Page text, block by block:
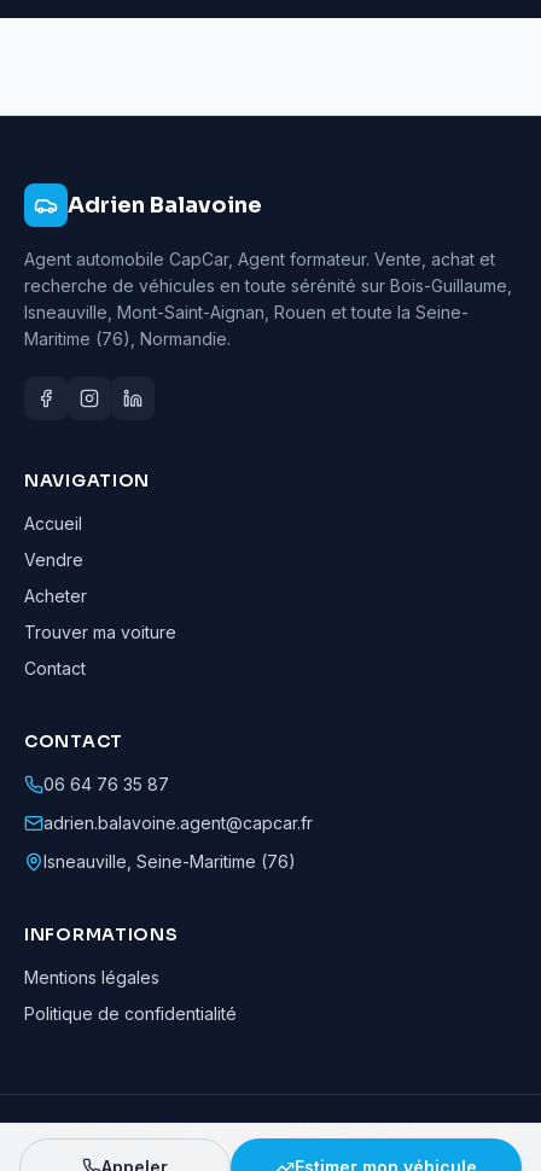
Adrien Balavoine
Agent automobile CapCar, Agent formateur. Vente, achat et
recherche de véhicules en toute sérénité sur Bois-Guillaume,
Isneauville, Mont-Saint-Aignan, Rouen et toute la Seine-
Maritime (76), Normandie.
NAVIGATION
Accueil
Vendre
Acheter
Trouver ma voiture
Contact
CONTACT
06 64 76 35 87
adrien.balavoine.agent@capcar.fr
Isneauville Seine-Maritime (76)
INFORMATIONS
Mentions légales
Politique de confidentialité
Adrien Balavoine—Agent automobile CapCar, Agent formateur· ©
· Tous droits réservés
Appeler Estimer mon véhicule